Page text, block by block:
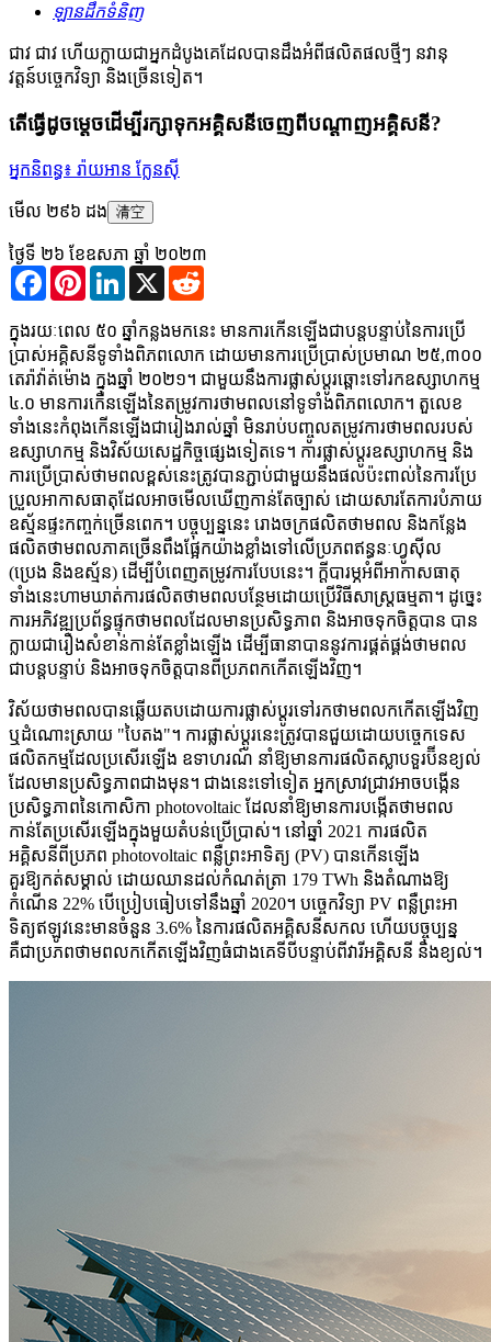
ឡានដឹកទំនិញ
ជាវ ជាវ ហើយក្លាយជាអ្នកដំបូងគេដែលបានដឹងអំពីផលិតផលថ្មីៗ នវានុ
វត្តន៍បច្ចេកវិទ្យា និងច្រើនទៀត។
តើធ្វើដូចម្តេចដើម្បីរក្សាទុកអគ្គិសនីចេញពីបណ្តាញអគ្គិសនី?
អ្នកនិពន្ធ៖ រ៉ាយអាន ក្លែនស៊ី
មើល ២៩៦ ដង 清空
ថ្ងៃទី ២៦ ខែឧសភា ឆ្នាំ ២០២៣
FacebookPinterestLinkedIn
X
ក្នុងរយៈពេល ៥០ ឆ្នាំកន្លងមកនេះ មានការកើនឡើងជាបន្តបន្ទាប់នៃការប្រើ
ប្រាស់អគ្គិសនីទូទាំងពិភពលោក ដោយមានការប្រើប្រាស់ប្រមាណ ២៥,៣០០
តេរ៉ាវ៉ាត់ម៉ោង ក្នុងឆ្នាំ ២០២១។ ជាមួយនឹងការផ្លាស់ប្តូរឆ្ពោះទៅរកឧស្សាហកម្ម
៤.០ មានការកើនឡើងនៃតម្រូវការថាមពលនៅទូទាំងពិភពលោក។ តួលេខ
ទាំងនេះកំពុងកើនឡើងជារៀងរាល់ឆ្នាំ មិនរាប់បញ្ចូលតម្រូវការថាមពលរបស់
ឧស្សាហកម្ម និងវិស័យសេដ្ឋកិច្ចផ្សេងទៀតទេ។ ការផ្លាស់ប្តូរឧស្សាហកម្ម និង
ការប្រើប្រាស់ថាមពលខ្ពស់នេះត្រូវបានភ្ជាប់ជាមួយនឹងផលប៉ះពាល់នៃការប្រែ
ប្រួលអាកាសធាតុដែលអាចមើលឃើញកាន់តែច្បាស់ ដោយសារតែការបំភាយ
ឧស្ម័នផ្ទះកញ្ចក់ច្រើនពេក។ បច្ចុប្បន្ននេះ រោងចក្រផលិតថាមពល និងកន្លែង
ផលិតថាមពលភាគច្រើនពឹងផ្អែកយ៉ាងខ្លាំងទៅលើប្រភពឥន្ធនៈហ្វូស៊ីល
(ប្រេង និងឧស្ម័ន) ដើម្បីបំពេញតម្រូវការបែបនេះ។ ក្តីបារម្ភអំពីអាកាសធាតុ
ទាំងនេះហាមឃាត់ការផលិតថាមពលបន្ថែមដោយប្រើវិធីសាស្ត្រធម្មតា។ ដូច្នេះ
ការអភិវឌ្ឍប្រព័ន្ធផ្ទុកថាមពលដែលមានប្រសិទ្ធភាព និងអាចទុកចិត្តបាន បាន
ក្លាយជារឿងសំខាន់កាន់តែខ្លាំងឡើង ដើម្បីធានាបាននូវការផ្គត់ផ្គង់ថាមពល
ជាបន្តបន្ទាប់ និងអាចទុកចិត្តបានពីប្រភពកកើតឡើងវិញ។
វិស័យថាមពលបានឆ្លើយតបដោយការផ្លាស់ប្តូរទៅរកថាមពលកកើតឡើងវិញ
ឬដំណោះស្រាយ "បៃតង"។ ការផ្លាស់ប្តូរនេះត្រូវបានជួយដោយបច្ចេកទេស
ផលិតកម្មដែលប្រសើរឡើង ឧទាហរណ៍ នាំឱ្យមានការផលិតស្លាបទួរប៊ីនខ្យល់
ដែលមានប្រសិទ្ធភាពជាងមុន។ ជាងនេះទៅទៀត អ្នកស្រាវជ្រាវអាចបង្កើន
ប្រសិទ្ធភាពនៃកោសិកា photovoltaic ដែលនាំឱ្យមានការបង្កើតថាមពល
កាន់តែប្រសើរឡើងក្នុងមួយតំបន់ប្រើប្រាស់។ នៅឆ្នាំ 2021 ការផលិត
អគ្គិសនីពីប្រភព photovoltaic ពន្លឺព្រះអាទិត្យ (PV) បានកើនឡើង
គួរឱ្យកត់សម្គាល់ ដោយឈានដល់កំណត់ត្រា 179 TWh និងតំណាងឱ្យ
កំណើន 22% បើប្រៀបធៀបទៅនឹងឆ្នាំ 2020។ បច្ចេកវិទ្យា PV ពន្លឺព្រះអា
ទិត្យឥឡូវនេះមានចំនួន 3.6% នៃការផលិតអគ្គិសនីសកល ហើយបច្ចុប្បន្ន
គឺជាប្រភពថាមពលកកើតឡើងវិញធំជាងគេទីបីបន្ទាប់ពីវារីអគ្គិសនី និងខ្យល់។